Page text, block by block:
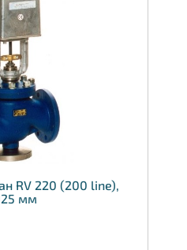
RV 220 (200 line),
мм